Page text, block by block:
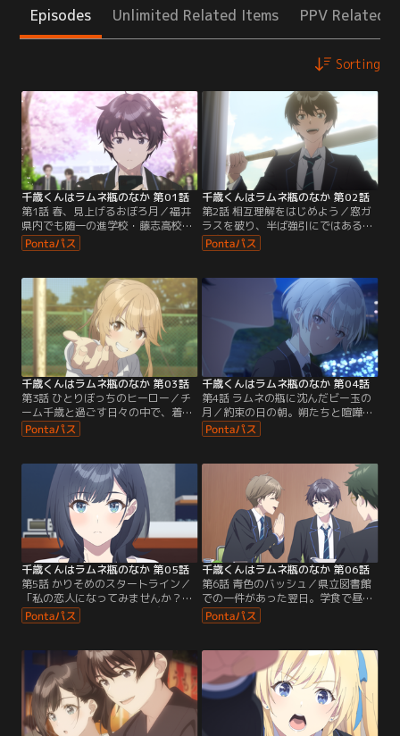
Episodes Unlimited Related Items PPV Related
Sorting
千歳くんはラムネ瓶のなか 第01話
第1話 春、見上げるおぼろ月／福井
県内でも随一の進学校・藤志高校に
通う千歳朔。何をとっても非の打ち
所がない彼のまわりには、華やかな
っかむ陰口が吹聴されることもまた
日常だった。そんな“いつも通り
の”高校2年生の春。朔は、担任の岩
波蔵之介から「引きこもりのクラス
メイト・山崎健太を登校させてほし
い」という依頼を受ける。
千歳くんはラムネ瓶のなか 第02話
第2話 相互理解をはじめよう／窓ガ
ラスを破り、半ば強引にではあるが
健太との対面を果たした朔。初めこ
そ「ヤリチンクソ野郎」という先入
てくる健太だったが、真剣に向き合
おうとする朔の姿勢が、少しずつそ
の心を動かしていく。なんでも、好
きだった女子にひどい振られ方をし
たことが引きこもりの原因らしい。
千歳くんはラムネ瓶のなか 第03話
第3話 ひとりぼっちのヒーロー／チ
ーム千歳と過ごす日々の中で、着実
に努力の成果が表れてきていた健
太。そんな姿を見て朔は、そう遠く
と向き合うその日」のことに思いを
めぐらせていた。「健太をけしかけ
たのは自分だ」その結末にまで責任
を感じ始めていた朔の背中に、部活
終わりの陽が声をかけてくる。持ち
掛けてきたのは…。
千歳くんはラムネ瓶のなか 第04話
第4話 ラムネの瓶に沈んだビー玉の
月／約束の日の朝。朔たちと喧嘩別
れをしてしまった健太は、冷静さを
欠いていた昨日の自分を思い出し、
きることは、せめてこの3週間に意
味があったと証明することだ--そう
決意して、かつての友人たちと対面
する健太だったが、何を話しても、
返ってくるのは悪意に満ちた返事ば
かりで…。
千歳くんはラムネ瓶のなか 第05話
第5話 かりそめのスタートライン／
「私の恋人になってみませんか？」
五月の土曜日。悠月から呼び出され
て、朔は福井駅前のカフェに来てい
い交際の提案に、悠月の心の内を探
る朔。しかし、唐突にも思われた告
白の訳は、悠月がストーカーにつけ
られている感覚があり、朔に恋人の
フリをしてほしいから、というもの
だった。
千歳くんはラムネ瓶のなか 第06話
第6話 青色のバッシュ／県立図書館
での一件があった翌日。学食で昼食
をとっていた朔と健太に、他クラス
の男子生徒・成瀬智也が話しかけて
く、朔と悠月が本当に付き合ってい
るのかを知りたがっていた。「一目
惚れだった」と語る智也の気持ちを
無碍にできない朔は、悠月との交際
があくまで“フリ”であることを明か